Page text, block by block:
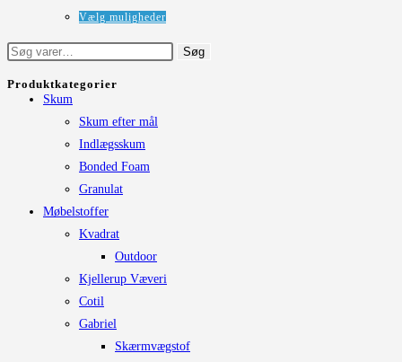
vælges
varesiden
Vælg muligheder
har
Søg
Søg
Produktkategorier
Skum
Skum efter mål
Indlægsskum
Bonded Foam
Granulat
Møbelstoffer
Kvadrat
Outdoor
Kjellerup Væveri
Cotil
Gabriel
Skærmvægstof